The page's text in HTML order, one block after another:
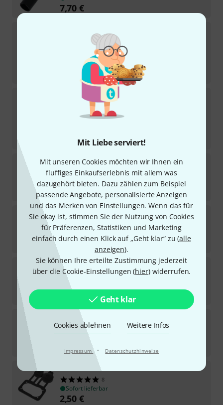
Mit Liebe serviert!
Mit unseren Cookies möchten wir Ihnen ein
fluffiges Einkaufserlebnis mit allem was
dazugehört bieten. Dazu zählen zum Beispiel
passende Angebote, personalisierte Anzeigen
und das Merken von Einstellungen. Wenn das für
Sie okay ist, stimmen Sie der Nutzung von Cookies
für Präferenzen, Statistiken und Marketing
einfach durch einen Klick auf „Geht klar“ zu (alle
anzeigen).
Sie können Ihre erteilte Zustimmung jederzeit
über die Cookie-Einstellungen (hier) widerrufen.
Geht klar
Cookies ablehnen Weitere Infos
Impressum · Datenschutzhinweise
7,70 €
Sofort lieferbar
UVP: 15,14 €
Neutrik NAC3FPX-ST-TOP
8
Sofort lieferbar
UVP: 15,10
-23%
NeutrikNAC3FPX-WOT-TOP
3
Sofort lieferbar
8,10 €
Neutrik SCNAC-03-SB
4
Sofort lieferbar
1,90 €
NeutrikNAC3MPX-WOT-TOP
7
Sofort lieferbar
Neutrik
6
Sofort lieferbar
1,99
SCnac-04
8
Sofort lieferbar
2,50 €